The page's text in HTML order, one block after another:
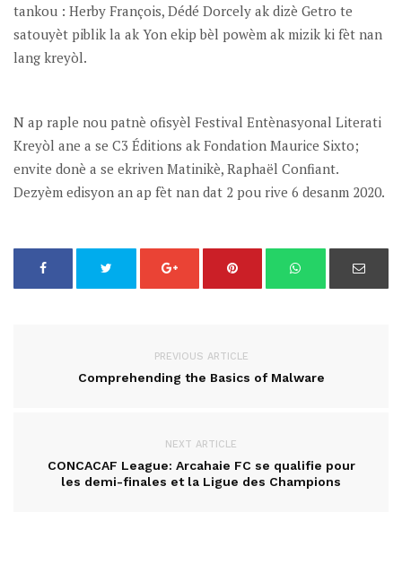
tankou : Herby François, Dédé Dorcely ak dizè Getro te
satouyèt piblik la ak Yon ekip bèl powèm ak mizik ki fèt nan
lang kreyòl.
N ap raple nou patnè ofisyèl Festival Entènasyonal Literati
Kreyòl ane a se C3 Éditions ak Fondation Maurice Sixto;
envite donè a se ekriven Matinikè, Raphaël Confiant.
Dezyèm edisyon an ap fèt nan dat 2 pou rive 6 desanm 2020.
PREVIOUS ARTICLE
Comprehending the Basics of Malware
NEXT ARTICLE
CONCACAF League: Arcahaie FC se qualifie pour
les demi-finales et la Ligue des Champions